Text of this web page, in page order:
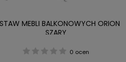
MEBLI BALKONOWYCH ORION
SZARY
0 ocen